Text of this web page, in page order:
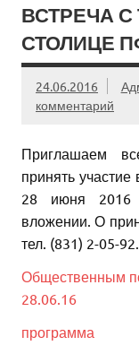
ВСТРЕЧА
СТОЛИЦЕ
24.06.2016
комментарий
Приглашаем
принять
28 июня 2016
вложении. О
тел. (831) 2-05-92.
Общественным
28.06.16
программа